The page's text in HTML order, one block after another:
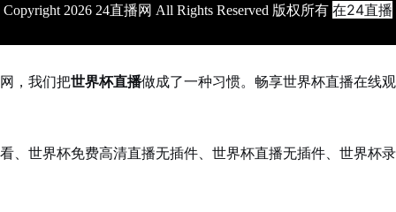
Copyright 2026 24直播网 All Rights Reserved 版权所有 在24直播
网，我们把世界杯直播做成了一种习惯。畅享世界杯直播在线观
看、世界杯免费高清直播无插件、世界杯直播无插件、世界杯录